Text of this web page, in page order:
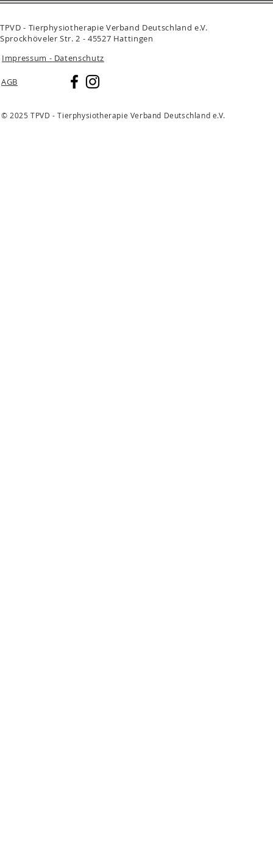
TPVD - Tierphysiotherapie Verband Deutschland e.V.
Sprockhöveler Str. 2 - 45527 Hattingen
Impressum - Datenschutz
AGB
© 2025 TPVD - Tierphysiotherapie Verband Deutschland e.V.